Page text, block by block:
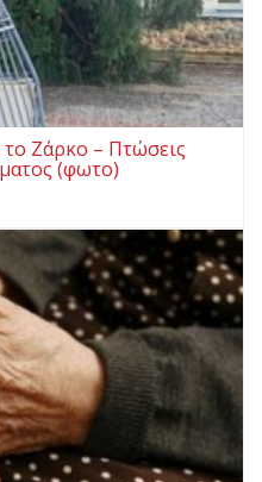
το Ζάρκο – Πτώσεις
(φωτο)